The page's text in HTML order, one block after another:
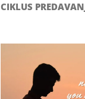
CIKLUS